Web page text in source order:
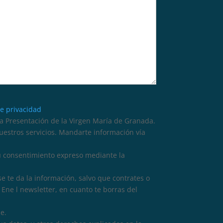
privacidad
Presentación de la Virgen María de Granada.
servicios. Mandarte información vía
expreso mediante la
te da la información, salvo que contrates o
l newsletter, en cuanto te borras del